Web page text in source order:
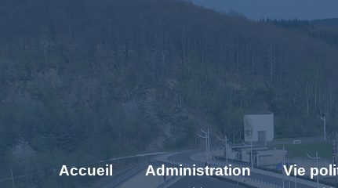
Accueil Administration Vie